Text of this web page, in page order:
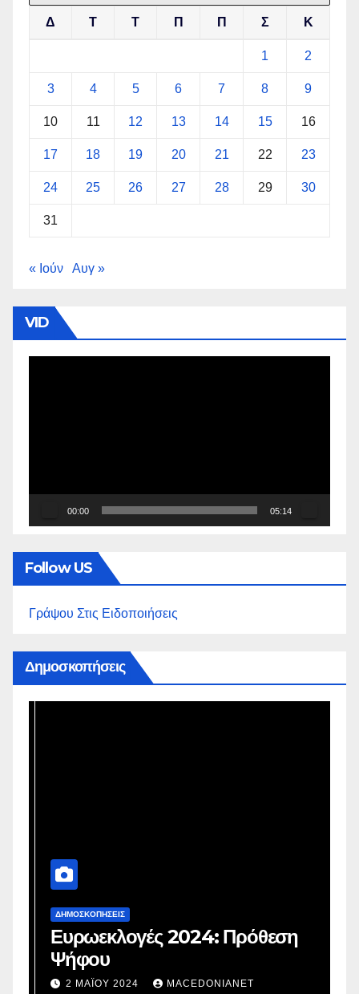
Δ Τ Τ Π Π Σ Κ
1 2
3 4 5 6 7 8 9
10 11 12 13 14 15 16
17 18 19 20 21 22 23
24 25 26 27 28 29 30
31
« Ιούν Αυγ »
VID
00:00 05:14
Follow US
Γράψου Στις Ειδοποιήσεις
Δημοσκοπήσεις
ΔΗΜΟΣΚΟΠΉΣΕΙΣ
Ευρωεκλογές 2024: Πρόθεση
Ψήφου
2 ΜΑΪ́ΟΥ 2024 MACEDONIANET